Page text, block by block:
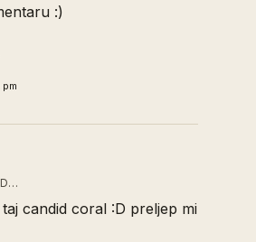
:)
candid coral :D preljep mi